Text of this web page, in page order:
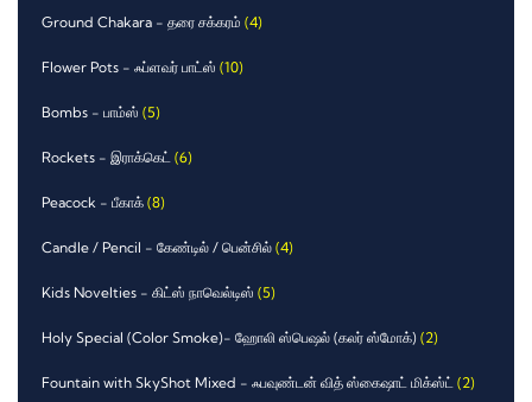
Ground Chakara - தரை சக்கரம் (4)
Flower Pots - ஃப்ளவர் பாட்ஸ் (10)
Bombs - பாம்ஸ் (5)
Rockets - இராக்கெட் (6)
Peacock - பீகாக் (8)
Candle / Pencil - கேண்டில் / பென்சில் (4)
Kids Novelties - கிட்ஸ் நாவெல்டிஸ் (5)
Holy Special (Color Smoke)- ஹோலி ஸ்பெஷல் (கலர் ஸ்மோக்) (2)
Fountain with SkyShot Mixed - ஃபவுண்டன் வித் ஸ்கைஷாட் மிக்ஸ்ட் (2)